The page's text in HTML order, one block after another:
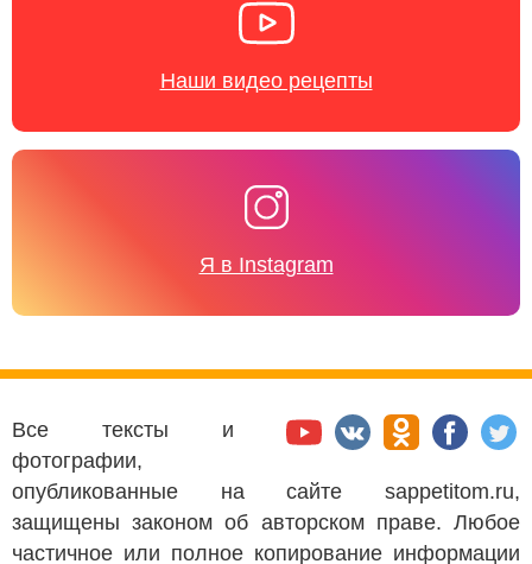
Наши видео рецепты
Я в Instagram
Все тексты и
фотографии,
опубликованные на сайте sappetitom.ru,
защищены законом об авторском праве. Любое
частичное или полное копирование информации